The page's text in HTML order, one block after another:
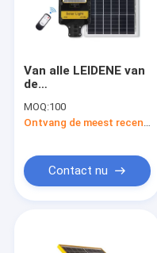
Van alle LEIDENE van
de
het IP66
Geïntegreerde
MOQ:100
Contact nu